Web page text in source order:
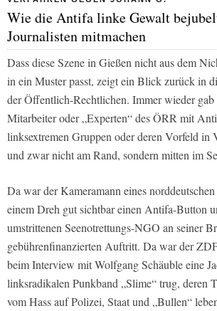
Wie die Antifa linke Gewalt
Journalisten mitmachen
Dass diese Szene in Gießen nicht aus dem
in ein Muster passt, zeigt ein Blick zurück in
der Öffentlich-Rechtlichen. Immer wieder gab
Mitarbeiter oder „Experten“ des ÖRR mit
linksextremen Gruppen oder deren Vorfeld in
und zwar nicht am Rand, sondern mitten im
Da war der Kameramann eines
einem Dreh gut sichtbar einen Antifa-Button
umstrittenen Seenotrettungs-NGO an seiner
gebührenfinanzierten Auftritt. Da war der
beim Interview mit Wolfgang Schäuble eine
linksradikalen Punkband „Slime“ trug, deren
vom Hass auf Polizei, Staat und „Bullen“